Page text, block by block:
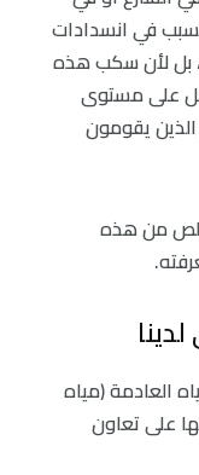
في انسدادات
بل لأن سكب هذه
على مستوى
يقومون
من هذه
العادمة (مياه
على تعاون